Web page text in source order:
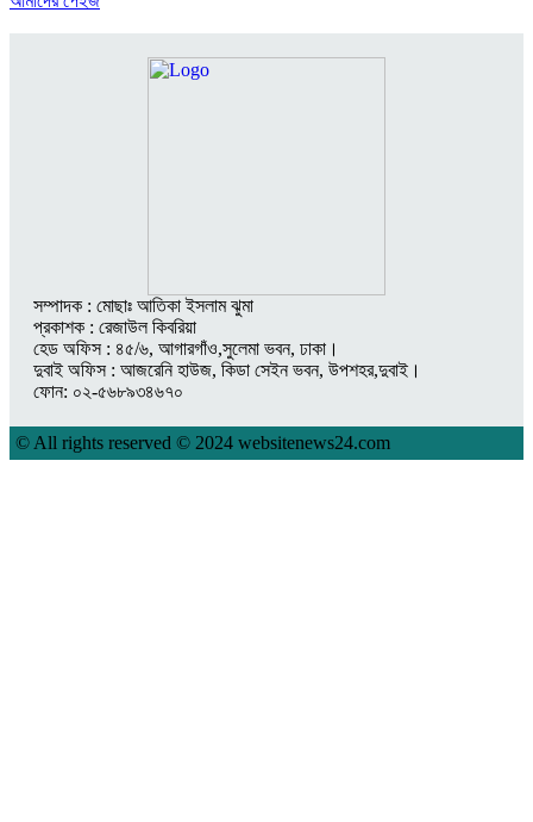
সম্পাদক : মোছাঃ আতিকা ইসলাম ঝুমা
প্রকাশক : রেজাউল কিবরিয়া
হেড অফিস : ৪৫/৬, আগারগাঁও,সুলেমা ভবন, ঢাকা।
দুবাই অফিস : আজরেনি হাউজ, কিডা সেইন ভবন, উপশহর,দুবাই।
ফোন: ০২-৫৬৮৯৩৪৬৭০
© All rights reserved © 2024 websitenews24.com